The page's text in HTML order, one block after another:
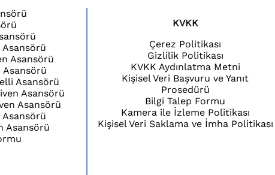
Asansörü
Asansörü
Asansörü
Asansörü
Asansörü
Asansörü
KVKK
Çerez Politikası
Gizlilik Politikası
KVKK Aydınlatma Metni
Kişisel Veri Başvuru ve Yanıt
Prosedürü
Bilgi Talep Formu
Kamera ile İzleme Politikası
Kişisel Veri Saklama ve İmha Politikası